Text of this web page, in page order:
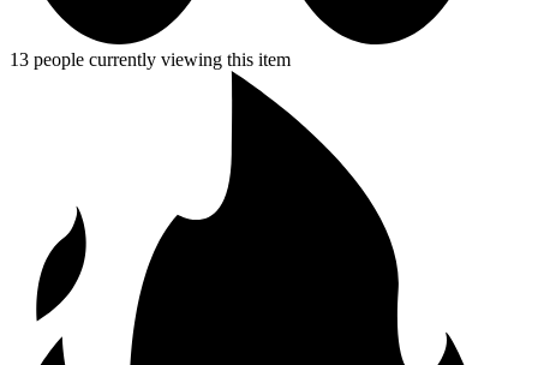
13 people currently viewing this item